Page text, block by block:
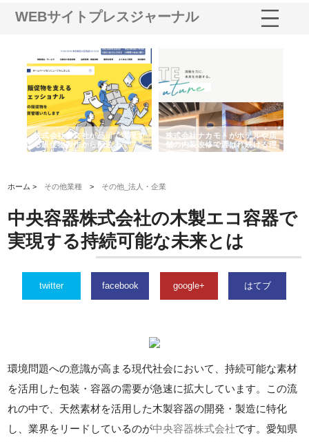
WEBサイトプレスジャーナル
株式会社耕文社が品川で実現す
る販促物製作から配送までワン
ストップ対応
株式会社ナカモトがホテルや店
舗の内装改修で選ばれ続ける理
由
ホーム > その他業種 > その他_法人・企業
中央容器株式会社の木製エコ容器で
実現する持続可能な未来とは
twitter facebook google+ はてブ
環境問題への意識が高まる現代社会において、持続可能な素材
を活用した包装・容器の需要が急速に拡大しています。この流
れの中で、天然素材を活用した木製容器の開発・製造に特化
し、業界をリードしているのが中央容器株式会社です。愛知県